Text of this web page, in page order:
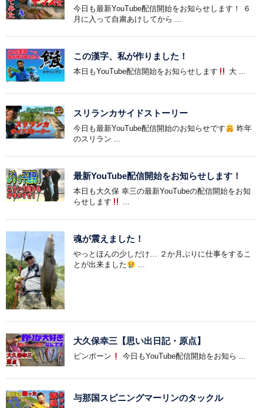
今日も最新YouTube配信開始をお知らせします！ ６
月に入って自粛あけしてから ...
この漢字、私が作りました！
本日もYouTube配信開始をお知らせします 大 ...
スリランカサイドストーリー
今日も最新YouTube配信開始のお知らせです
昨年
のスリラン ...
最新YouTube配信開始をお知らせします！
本日も大久保 幸三の最新YouTubeの配信開始をお知
らせします
...
魂が震えました！
やっとほんの少しだけ… ２か月ぶりに仕事をするこ
とが出来ました
...
大久保幸三【思い出日記・原点】
ピンポーン 今日もYouTube配信開始をお知ら ...
与那国スピニングマーリンのタックル